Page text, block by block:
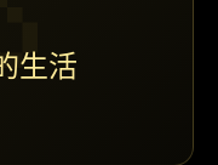
生活